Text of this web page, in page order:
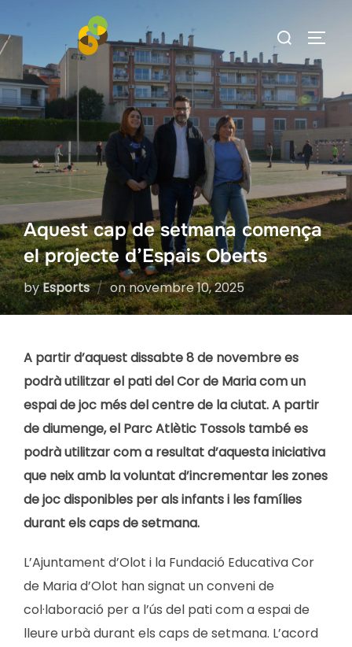
to
content
Search
for:
Aquest cap de setmana comença
el projecte d’Espais Oberts
byEsports onPosted
on
novembre 10, 2025
A partir d’aquest dissabte 8 de novembre es
podrà utilitzar el pati del Cor de Maria com un
espai de joc més del centre de la ciutat. A partir
de diumenge, el Parc Atlètic Tossols també es
podrà utilitzar com a resultat d’aquesta iniciativa
que neix amb la voluntat d’incrementar les zones
de joc disponibles per als infants i les famílies
durant els caps de setmana.
L’Ajuntament d’Olot i la Fundació Educativa Cor
de Maria d’Olot han signat un conveni de
col·laboració per a l’ús del pati com a espai de
lleure urbà durant els caps de setmana. L’acord